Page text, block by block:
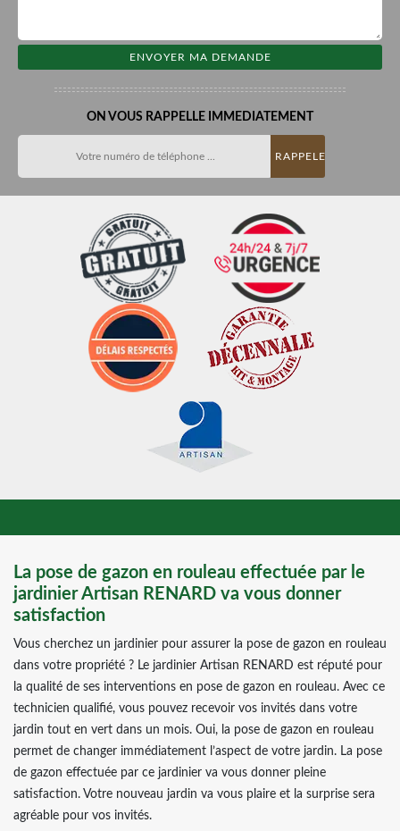
ON VOUS RAPPELLE IMMEDIATEMENT
La pose de gazon en rouleau effectuée par le
jardinier Artisan RENARD va vous donner
satisfaction
Vous cherchez un jardinier pour assurer la pose de gazon en rouleau
dans votre propriété ? Le jardinier Artisan RENARD est réputé pour
la qualité de ses interventions en pose de gazon en rouleau. Avec ce
technicien qualifié, vous pouvez recevoir vos invités dans votre
jardin tout en vert dans un mois. Oui, la pose de gazon en rouleau
permet de changer immédiatement l’aspect de votre jardin. La pose
de gazon effectuée par ce jardinier va vous donner pleine
satisfaction. Votre nouveau jardin va vous plaire et la surprise sera
agréable pour vos invités.